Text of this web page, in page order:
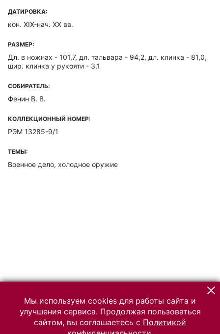
ДАТИРОВКА:
кон. XIX-нач. XX вв.
РАЗМЕР:
Дл. в ножнах - 101,7, дл. тальвара - 94,2, дл. клинка - 81,0,
шир. клинка у рукояти - 3,1
СОБИРАТЕЛЬ:
Фенин В. В.
КОЛЛЕКЦИОННЫЙ НОМЕР:
РЭМ 13285-9/1
ТЕМЫ:
Военное дело, холодное оружие
Мы используем cookies для работы сайта и
улучшения сервиса. Продолжая пользоваться
сайтом, вы соглашаетесь с Политикой